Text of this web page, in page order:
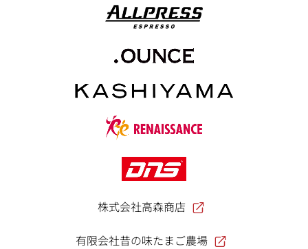
株式会社高森商店
有限会社昔の味たまご農場